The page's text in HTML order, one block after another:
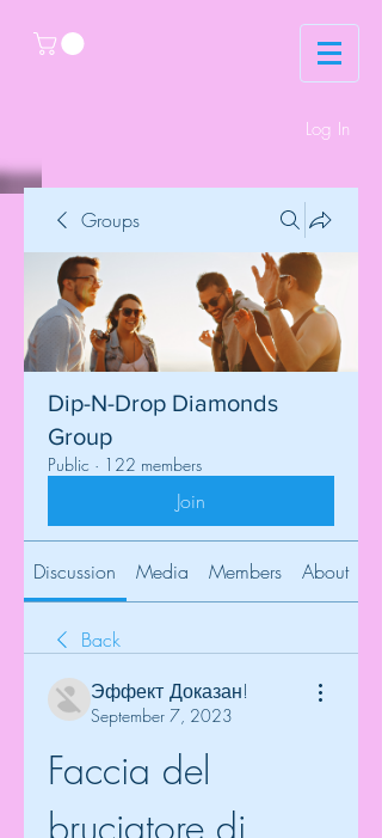
Log In
Groups
Dip-N-Drop Diamonds
Group
Public · 122 members
Join
Discussion Media Members About
Back
Эффект Доказан!
September 7, 2023
Faccia del